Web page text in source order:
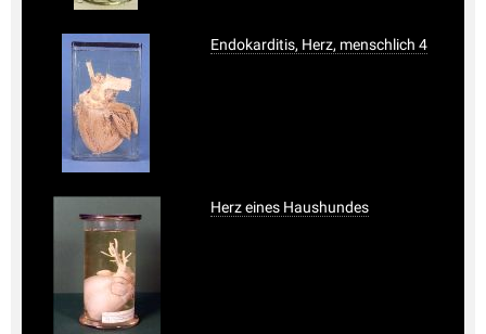
Endokarditis, Herz, menschlich 4
Herz eines Haushundes